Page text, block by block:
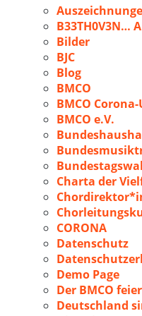
B33TH0V3N…
Bilder
BJC
Blog
BMCO
BMCO
BMCO e.V.
Charta der
CORONA
Datenschutz
Demo Page
Der BMCO
Deutschland